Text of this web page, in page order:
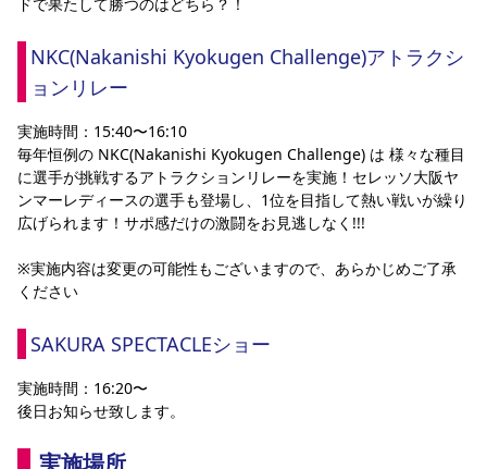
NKC(Nakanishi Kyokugen Challenge)アトラクシ
ョンリレー
実施時間：15:40〜16:10
毎年恒例の NKC(Nakanishi Kyokugen Challenge) は 様々な種目
に選手が挑戦するアトラクションリレーを実施！セレッソ大阪ヤ
ンマーレディースの選手も登場し、1位を目指して熱い戦いが繰り
広げられます！サポ感だけの激闘をお見逃しなく!!!
※実施内容は変更の可能性もございますので、あらかじめご了承
ください
SAKURA SPECTACLEショー
実施時間：16:20〜
後日お知らせ致します。
実施場所